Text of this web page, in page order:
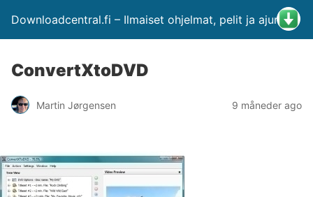
Downloadcentral.fi – Ilmaiset ohjelmat, pelit ja ajurit
ConvertXtoDVD
Martin Jørgensen 9 måneder ago